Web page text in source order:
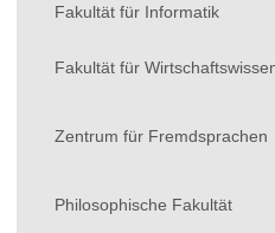
Fakultät für Informatik
Fakultät für
Zentrum für Fremdsprachen
Philosophische Fakultät